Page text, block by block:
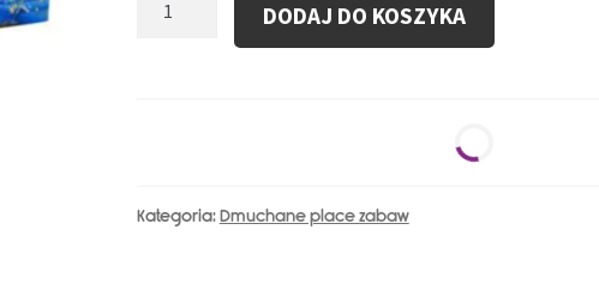
Ośmiornica
DODAJ DO KOSZYKA
Kategoria:Dmuchane place zabaw